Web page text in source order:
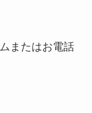
またはお電話